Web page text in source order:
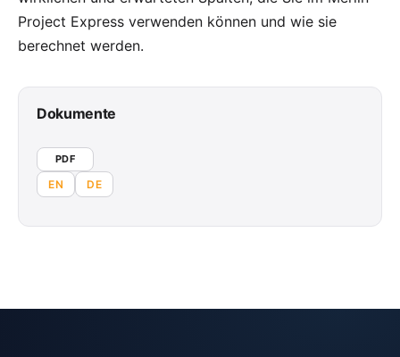
Project Express verwenden können und wie sie
berechnet werden.
Dokumente
PDF
EN DE